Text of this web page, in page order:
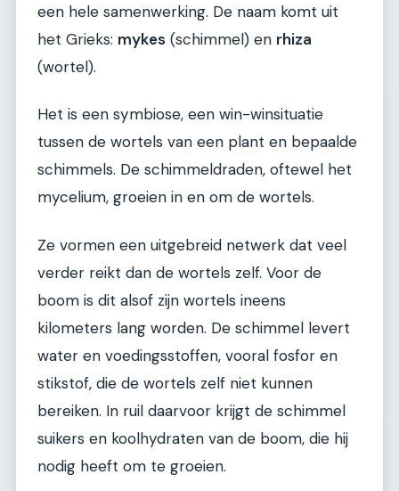
een hele samenwerking. De naam komt uit
het Grieks: mykes (schimmel) en rhiza
(wortel).
Het is een symbiose, een win-winsituatie
tussen de wortels van een plant en bepaalde
schimmels. De schimmeldraden, oftewel het
mycelium, groeien in en om de wortels.
Ze vormen een uitgebreid netwerk dat veel
verder reikt dan de wortels zelf. Voor de
boom is dit alsof zijn wortels ineens
kilometers lang worden. De schimmel levert
water en voedingsstoffen, vooral fosfor en
stikstof, die de wortels zelf niet kunnen
bereiken. In ruil daarvoor krijgt de schimmel
suikers en koolhydraten van de boom, die hij
nodig heeft om te groeien.